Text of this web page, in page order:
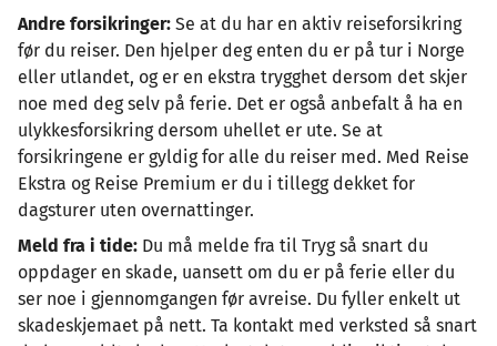
Andre forsikringer: Se at du har en aktiv reiseforsikring
før du reiser. Den hjelper deg enten du er på tur i Norge
eller utlandet, og er en ekstra trygghet dersom det skjer
noe med deg selv på ferie. Det er også anbefalt å ha en
ulykkesforsikring dersom uhellet er ute. Se at
forsikringene er gyldig for alle du reiser med. Med Reise
Ekstra og Reise Premium er du i tillegg dekket for
dagsturer uten overnattinger.
Meld fra i tide: Du må melde fra til Tryg så snart du
oppdager en skade, uansett om du er på ferie eller du
ser noe i gjennomgangen før avreise. Du fyller enkelt ut
skadeskjemaet på nett. Ta kontakt med verksted så snart